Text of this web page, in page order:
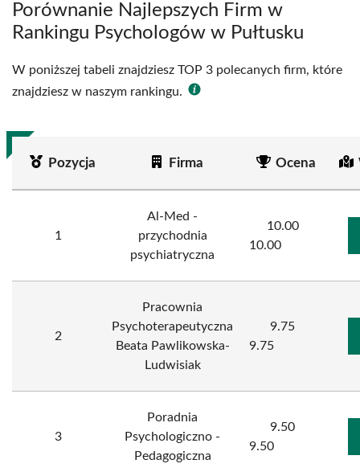
Porównanie Najlepszych Firm w
Rankingu Psychologów w Pułtusku
W poniższej tabeli znajdziesz TOP 3 polecanych firm, które
znajdziesz w naszym rankingu.
Pozycja Firma Ocena
1
Al-Med -
przychodnia
psychiatryczna
10.00
10.00
2
Pracownia
Psychoterapeutyczna
Beata Pawlikowska-
Ludwisiak
9.75
9.75
3
Poradnia
Psychologiczno -
Pedagogiczna
9.50
9.50